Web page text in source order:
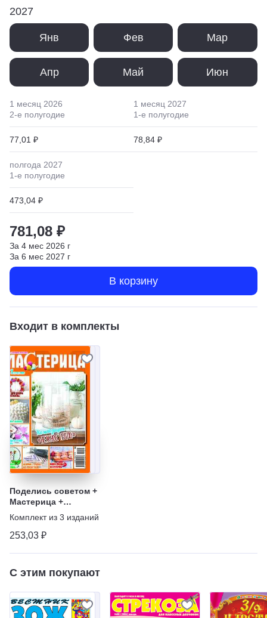
2027
Янв Фев Мар
Апр Май Июн
1 месяц 2026
2-е полугодие
77,01 ₽
1 месяц 2027
1-е полугодие
78,84 ₽
полгода 2027
1-е полугодие
473,04 ₽
781,08 ₽
За 4 мес 2026 г
За 6 мес 2027 г
В корзину
Входит в комплекты
Поделись советом +
Мастерица +
Кудесница
Комплект из 3 изданий
253,03 ₽
С этим покупают